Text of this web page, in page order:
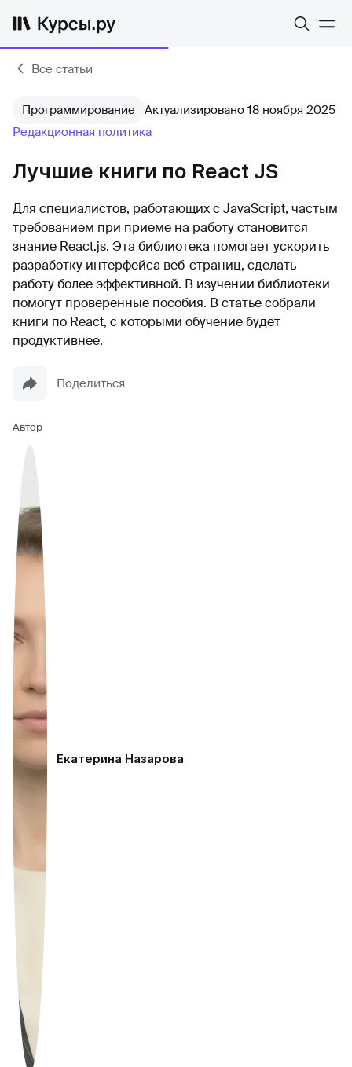
Все статьи
Программирование Актуализировано 18 ноября 2025
Редакционная политика
Лучшие книги по React JS
Для специалистов, работающих с JavaScript, частым
требованием при приеме на работу становится
знание React.js. Эта библиотека помогает ускорить
разработку интерфейса веб-страниц, сделать
работу более эффективной. В изучении библиотеки
помогут проверенные пособия. В статье собрали
книги по React, с которыми обучение будет
продуктивнее.
Поделиться
Автор
Екатерина Назарова